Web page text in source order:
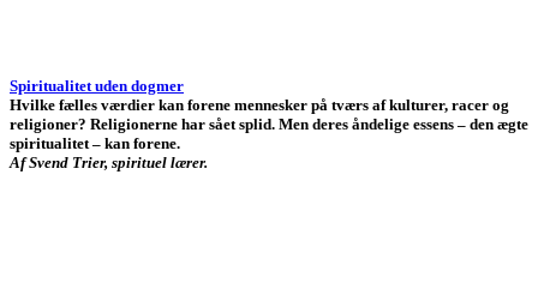
Spiritualitet uden dogmer
Hvilke fælles værdier kan forene mennesker på tværs af kulturer, racer og
religioner? Religionerne har sået splid. Men deres åndelige essens – den ægte
spiritualitet – kan forene.
Af Svend Trier, spirituel lærer.